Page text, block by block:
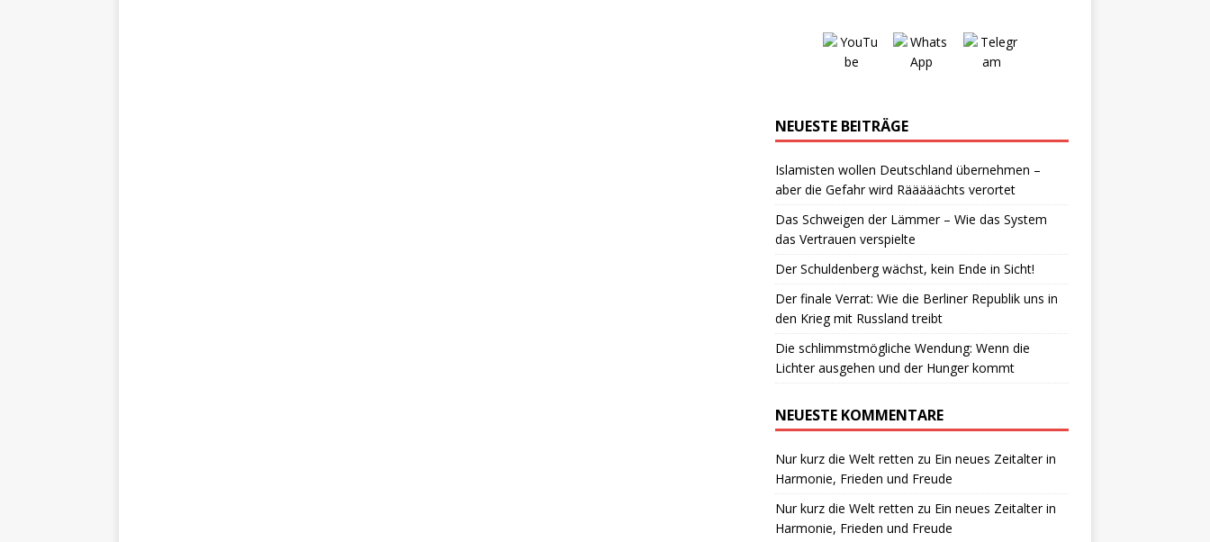
NEUESTE BEITRÄGE
Islamisten wollen Deutschland übernehmen –
aber die Gefahr wird Rääääächts verortet
Das Schweigen der Lämmer – Wie das System
das Vertrauen verspielte
Der Schuldenberg wächst, kein Ende in Sicht!
Der finale Verrat: Wie die Berliner Republik uns in
den Krieg mit Russland treibt
Die schlimmstmögliche Wendung: Wenn die
Lichter ausgehen und der Hunger kommt
NEUESTE KOMMENTARE
Nur kurz die Welt retten zu Ein neues Zeitalter in
Harmonie, Frieden und Freude
Nur kurz die Welt retten zu Ein neues Zeitalter in
Harmonie, Frieden und Freude